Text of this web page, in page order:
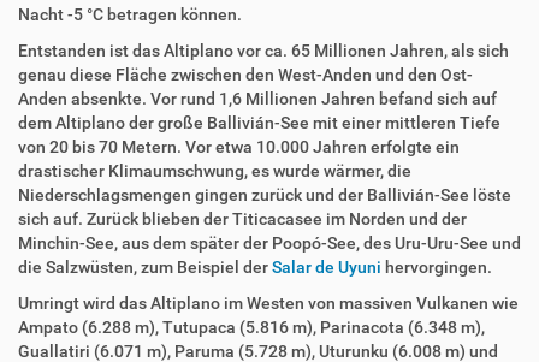
Nacht -5 °C betragen können.
Entstanden ist das Altiplano vor ca. 65 Millionen Jahren, als sich
genau diese Fläche zwischen den West-Anden und den Ost-
Anden absenkte. Vor rund 1,6 Millionen Jahren befand sich auf
dem Altiplano der große Ballivián-See mit einer mittleren Tiefe
von 20 bis 70 Metern. Vor etwa 10.000 Jahren erfolgte ein
drastischer Klimaumschwung, es wurde wärmer, die
Niederschlagsmengen gingen zurück und der Ballivián-See löste
sich auf. Zurück blieben der Titicacasee im Norden und der
Minchin-See, aus dem später der Poopó-See, des Uru-Uru-See und
die Salzwüsten, zum Beispiel derSalar de Uyuni hervorgingen.
Umringt wird das Altiplano im Westen von massiven Vulkanen wie
Ampato (6.288 m), Tutupaca (5.816 m), Parinacota (6.348 m),
Guallatiri (6.071 m), Paruma (5.728 m), Uturunku (6.008 m) und